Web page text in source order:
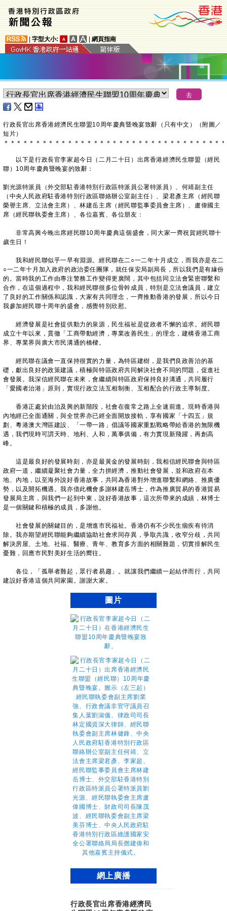
字型大小: 網頁指南
行政長官出席香港經濟民生聯盟10周年慶典暨晚宴致辭（只有中文）（附圖／
短片）
＊ ＊ ＊ ＊ ＊ ＊ ＊ ＊ ＊ ＊ ＊ ＊ ＊ ＊ ＊ ＊ ＊ ＊ ＊ ＊ ＊ ＊ ＊ ＊ ＊ ＊ ＊ ＊ ＊ ＊ ＊ ＊ ＊ ＊ ＊
以下是行政長官李家超今日（二月二十日）出席香港經濟民生聯盟（經民
聯）10周年慶典暨晚宴的致辭：
劉光源特派員（外交部駐香港特別行政區特派員公署特派員）、何靖副主任
（中央人民政府駐香港特別行政區聯絡辦公室副主任）、梁君彥主席（經民聯
榮譽主席、立法會主席）、林建岳主席（經民聯監事委員會主席）、盧偉國主
席（經民聯執委會主席）、各位嘉賓、各位朋友：
非常高興今晚出席經民聯10周年慶典這個盛會，同大家一齊祝賀經民聯十
歲生日！
我和經民聯似乎一早有淵源。經民聯在二○一二年十月成立，而我亦是在二
○一二年十月加入政府的政治委任團隊，就任保安局副局長，所以我們是有緣份
的。當時我的工作由專注警務工作變得更廣闊，其中包括同立法會緊密聯繫和
合作，在這個過程中，我和經民聯很多位骨幹成員，特別是立法會議員，建立
了良好的工作關係和認識，大家有共同理念，一齊推動香港的發展，所以今日
我參加經民聯十周年的盛會，感覺特別欣慰。
經濟發展是社會提供動力的泉源，民生福祉是從政者不懈的追求。經民聯
成立十年以來，貫徹「工商帶動經濟，專業改善民生」的理念，建構香港工商
界、專業界與廣大市民溝通的橋樑。
經民聯在議會一直保持很實的力量，為特區建樹，是我們良政善治的基
礎，獻出良好的政策建議，積極與特區政府共同解決社會不同的問題，促進社
會發展。我深信經民聯在未來，會繼續與特區政府保持良好溝通，共同履行
「愛國者治港」原則，實現行政立法互相制衡、互相配合的行政主導制度。
香港正處於由治及興的新階段，社會在復常之路上全速前進。現時香港與
內地經已全面通關，與全世界亦已經全面開放接軌，享有國家「十四五」規
劃、粵港澳大灣區建設、「一帶一路」倡議等國家重點戰略帶給香港的無限機
遇，我們現時可謂天時、地利、人和，萬事俱備，有力實現新飛躍，再創高
峰。
這是最良好的發展時刻，亦是最黃金的發展時刻，我相信經民聯會與特區
政府一道，繼續凝聚社會力量，全力拼經濟，推動社會發展，並和政府在本
地、內地，以至海外說好香港故事，共同為香港對外增進聯繫和網絡、推廣優
勢，以及開拓機遇。我亦借此機會多謝林建岳博士，作為推廣貿易的香港貿易
發展局主席，與我們一起到中東，說好香港故事，這次所帶來的成績，林博士
是一個關鍵和積極的成員，多謝他。
社會發展的關鍵目的，是增進市民福祉。香港仍有不少民生痼疾有待消
除。我亦期望經民聯能夠繼續協助社會求同存異，爭取共識，收窄分歧，共同
解決房屋、土地、社福、醫療、青年、教育多方面的相關難題，切實排解民生
憂難，回應市民對美好生活的嚮往。
各位，「孤舉者難起，眾行者易趨」。就讓我們繼續一起結伴而行，共同
建設好香港這個共同家園。謝謝大家。
圖片
網上廣播
行政長官出席香港經濟民